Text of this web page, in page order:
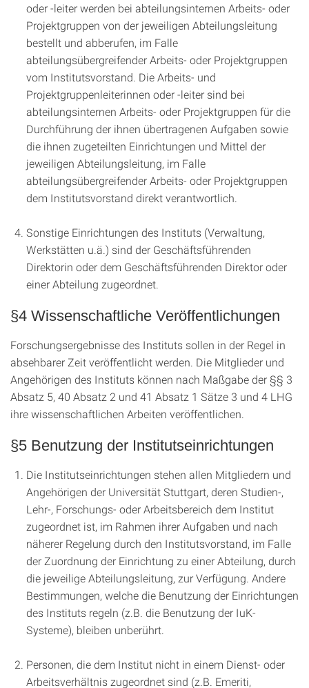
oder -leiter werden bei abteilungsinternen Arbeits- oder
Projektgruppen von der jeweiligen Abteilungsleitung
bestellt und abberufen, im Falle
abteilungsübergreifender Arbeits- oder Projektgruppen
vom Institutsvorstand. Die Arbeits- und
Projektgruppenleiterinnen oder -leiter sind bei
abteilungsinternen Arbeits- oder Projektgruppen für die
Durchführung der ihnen übertragenen Aufgaben sowie
die ihnen zugeteilten Einrichtungen und Mittel der
jeweiligen Abteilungsleitung, im Falle
abteilungsübergreifender Arbeits- oder Projektgruppen
dem Institutsvorstand direkt verantwortlich.
Sonstige Einrichtungen des Instituts (Verwaltung,
Werkstätten u.ä.) sind der Geschäftsführenden
Direktorin oder dem Geschäftsführenden Direktor oder
einer Abteilung zugeordnet.
§4 Wissenschaftliche Veröffentlichungen
Forschungsergebnisse des Instituts sollen in der Regel in
absehbarer Zeit veröffentlicht werden. Die Mitglieder und
Angehörigen des Instituts können nach Maßgabe der §§ 3
Absatz 5, 40 Absatz 2 und 41 Absatz 1 Sätze 3 und 4 LHG
ihre wissenschaftlichen Arbeiten veröffentlichen.
§5 Benutzung der Institutseinrichtungen
Die Institutseinrichtungen stehen allen Mitgliedern und
Angehörigen der Universität Stuttgart, deren Studien-,
Lehr-, Forschungs- oder Arbeitsbereich dem Institut
zugeordnet ist, im Rahmen ihrer Aufgaben und nach
näherer Regelung durch den Institutsvorstand, im Falle
der Zuordnung der Einrichtung zu einer Abteilung, durch
die jeweilige Abteilungsleitung, zur Verfügung. Andere
Bestimmungen, welche die Benutzung der Einrichtungen
des Instituts regeln (z.B. die Benutzung der IuK-
Systeme), bleiben unberührt.
Personen, die dem Institut nicht in einem Dienst- oder
Arbeitsverhältnis zugeordnet sind (z.B. Emeriti,